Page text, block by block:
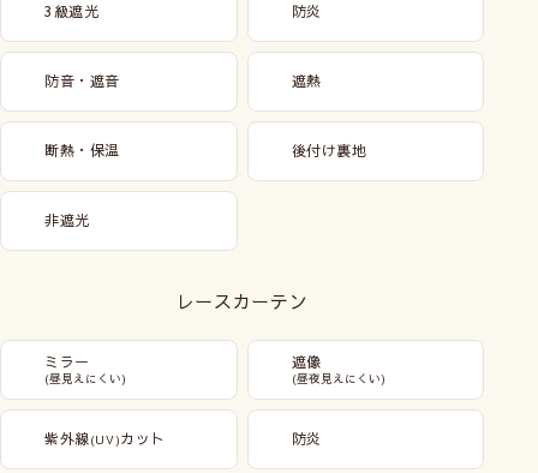
3級遮光 防炎
防音・遮音 遮熱
断熱・保温 後付け裏地
非遮光
レースカーテン
ミラー
(昼見えにくい)
遮像
(昼夜見えにくい)
紫外線(UV)カット 防炎